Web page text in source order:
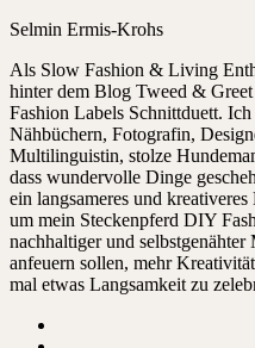
Selmin Ermis-Krohs
Als Slow Fashion & Living
hinter dem Blog Tweed &
Fashion Labels Schnittduett.
Nähbüchern, Fotografin,
Multilinguistin, stolze
dass wundervolle Dinge
ein langsameres und
um mein Steckenpferd DIY
nachhaltiger und
anfeuern sollen, mehr
mal etwas Langsamkeit zu